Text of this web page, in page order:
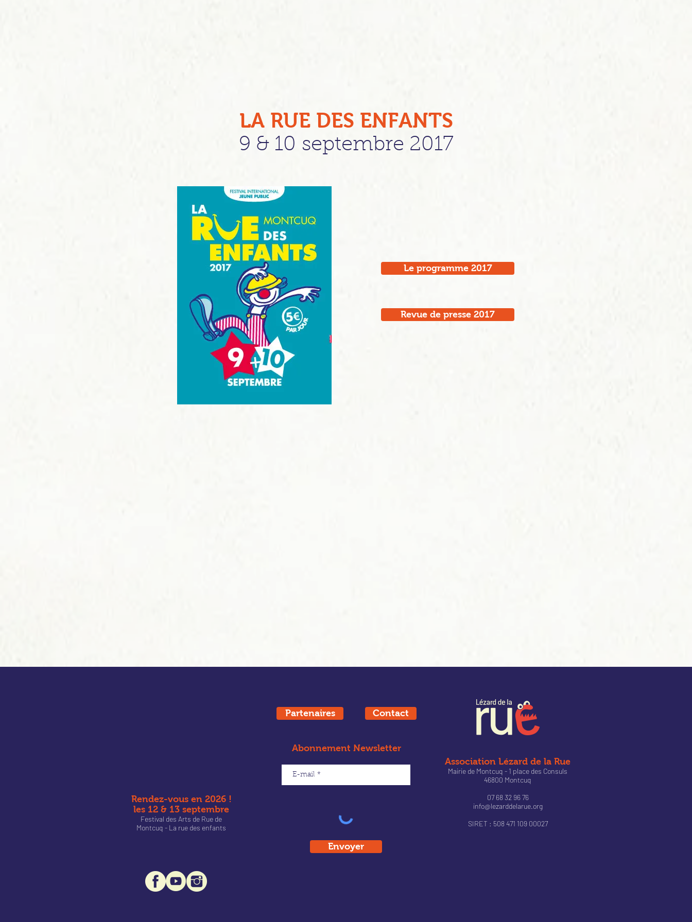
LA RUE DES ENFANTS
9 & 10 septembre 2017
Le programme 2017
Revue de presse 2017
Rendez-vous en 2026 !
les 12 & 13 septembre
Festival des Arts de Rue de
Montcuq - La rue des enfants
Partenaires Contact
Abonnement Newsletter
Envoyer
Association Lézard de la Rue
Mairie de Montcuq - 1 place des Consuls
46800 Montcuq
07 68 32 96 76
info@lezarddelarue.org
SIRET : 508 471 109 00027